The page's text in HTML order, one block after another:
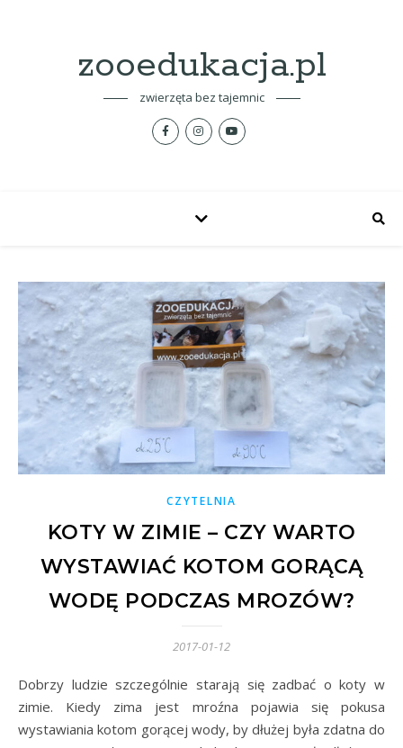
zooedukacja.pl
zwierzęta bez tajemnic
CZYTELNIA
KOTY W ZIMIE – CZY WARTO
WYSTAWIAĆ KOTOM GORĄCĄ
WODĘ PODCZAS MROZÓW?
2017-01-12
Dobrzy ludzie szczególnie starają się zadbać o koty w
zimie. Kiedy zima jest mroźna pojawia się pokusa
wystawiania kotom gorącej wody, by dłużej była zdatna do